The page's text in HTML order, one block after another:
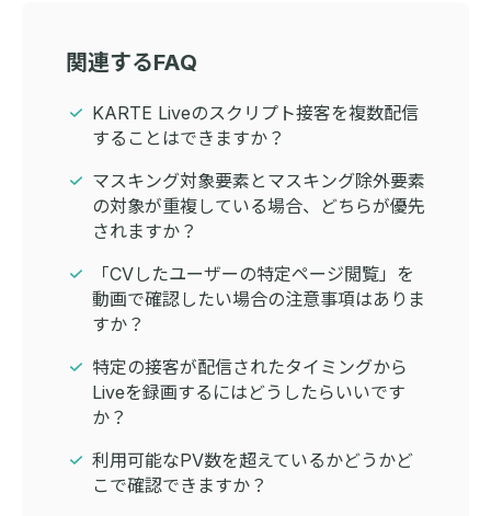
関連するFAQ
KARTE Liveのスクリプト接客を複数配信
することはできますか？
マスキング対象要素とマスキング除外要素
の対象が重複している場合、どちらが優先
されますか？
「CVしたユーザーの特定ページ閲覧」を
動画で確認したい場合の注意事項はありま
すか？
特定の接客が配信されたタイミングから
Liveを録画するにはどうしたらいいです
か？
利用可能なPV数を超えているかどうかど
こで確認できますか？